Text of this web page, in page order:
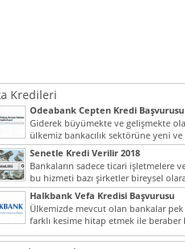
Kredileri
Odeabank Cepten Kredi Başvurusu
KREDIM 8444
Giderek büyümekte ve gelişmekte
ülkemiz bankacılık sektörüne yeni ve
bir giriş yapmış olan...
Senetle Kredi Verilir 2018
Bankaların sadece ticari işletmelere
bu hizmeti bazı şirketler bireysel
vermektedir. Senetle kredi...
Halkbank Vefa Kredisi Başvurusu
Ülkemizde mevcut olan bankalar
farklı kesime hitap etmek ile beraber
noktada son...